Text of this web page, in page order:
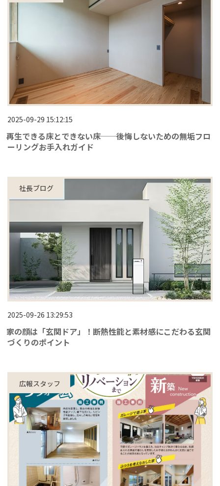
2025-09-29 15:12:15
再生できる床とできない床──後悔しないための無垢フロ
ーリングお手入れガイド
社長ブログ
2025-09-26 13:29:53
家の顔は「玄関ドア」！断熱性能と素材感にこだわる玄関
づくりのポイント
広報スタッフ